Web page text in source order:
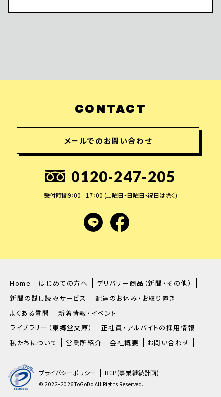
CONTACT
メールでのお問い合わせ
0120-247-205
受付時間9：00 - 17：00 (土曜日・日曜日・祝日は除く)
LINEfacebook
Home はじめての方へ
デリバリー商品（新聞・その他）
新聞の試し読みサービス
配達のお休み・お取り置き
よくある質問
新着情報・イベント
ライブラリー（東郷堂文庫）
正社員・アルバイトの採用情報
私たちについて
営業所紹介 会社概要 お問い合わせ
プライバシーポリシー BCP(事業継続計画)
© 2022–2026 ToGoDo All Rights Reserved.